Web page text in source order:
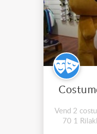
Vend 2
70 1